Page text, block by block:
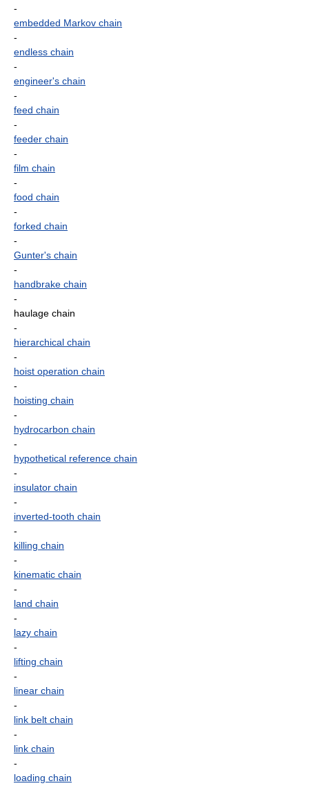
-
embedded Markov chain
-
endless chain
-
engineer's chain
-
feed chain
-
feeder chain
-
film chain
-
food chain
-
forked chain
-
Gunter's chain
-
handbrake chain
-
haulage chain
-
hierarchical chain
-
hoist operation chain
-
hoisting chain
-
hydrocarbon chain
-
hypothetical reference chain
-
insulator chain
-
inverted-tooth chain
-
killing chain
-
kinematic chain
-
land chain
-
lazy chain
-
lifting chain
-
linear chain
-
link belt chain
-
link chain
-
loading chain